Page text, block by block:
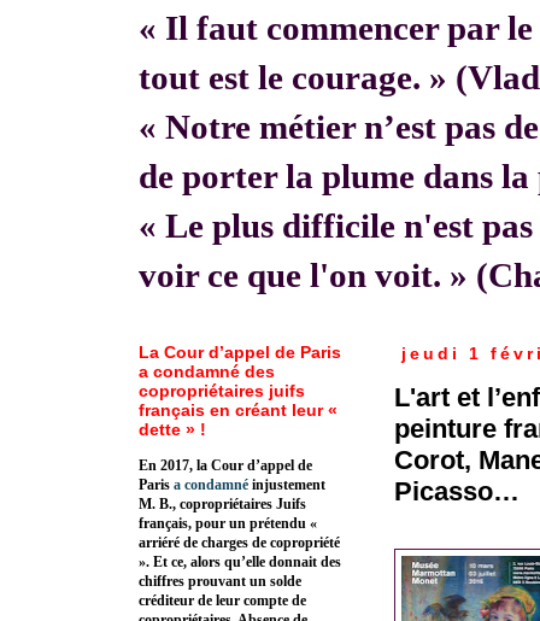
« Il faut commencer par le
tout est le courage. »
« Notre métier n’est pas
de porter la plume dans
« Le plus difficile n'est
voir ce que l'on voit. »
jeudi 1
L'art et
peinture
Corot,
Picasso…
La Cour d’appel de Paris
a condamné des
copropriétaires juifs
français en créant leur «
dette » !
En 2017, la Cour d’appel de
Paris a condamné injustement
M. B., copropriétaires Juifs
français, pour un prétendu «
arriéré de charges de copropriété
». Et ce, alors qu’elle donnait des
chiffres prouvant un solde
créditeur de leur compte de